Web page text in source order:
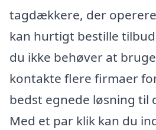
tagdækkere, der
kan hurtigt bestille
du ikke behøver at
kontakte flere firmaer
bedst egnede løsning til
Med et par klik kan du